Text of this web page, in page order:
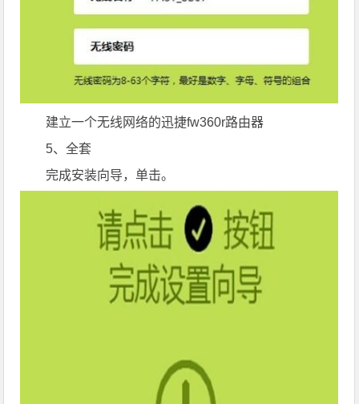
建立一个无线网络的迅捷fw360r路由器
5、全套
完成安装向导，单击。